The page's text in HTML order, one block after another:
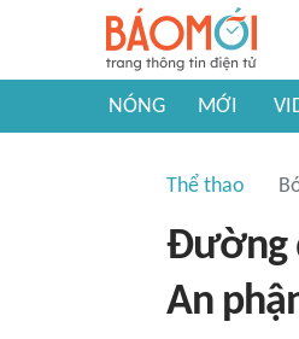
NÓNG MỚI
Thể thao
Đường
An